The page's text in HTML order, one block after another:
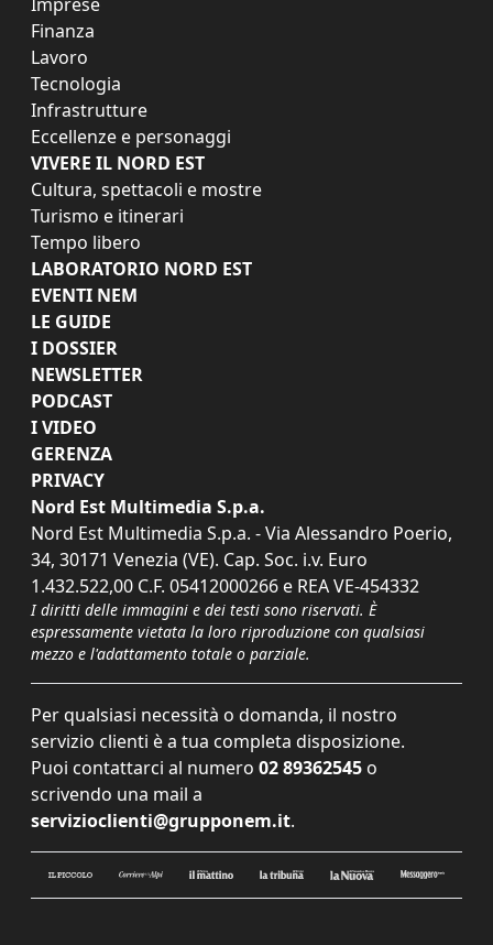
Finanza
Lavoro
Tecnologia
Infrastrutture
Eccellenze e personaggi
VIVERE IL NORD EST
Cultura, spettacoli e mostre
Turismo e itinerari
Tempo libero
LABORATORIO NORD EST
EVENTI NEM
LE GUIDE
I DOSSIER
NEWSLETTER
PODCAST
I VIDEO
GERENZA
PRIVACY
Nord Est Multimedia S.p.a.
Nord Est Multimedia S.p.a. - Via Alessandro Poerio,
34, 30171 Venezia (VE). Cap. Soc. i.v. Euro
1.432.522,00 C.F. 05412000266 e REA VE-454332
I diritti delle immagini e dei testi sono riservati. È
espressamente vietata la loro riproduzione con qualsiasi
mezzo e l'adattamento totale o parziale.
Per qualsiasi necessità o domanda, il nostro
servizio clienti è a tua completa disposizione.
Puoi contattarci al numero 02 89362545 o
scrivendo una mail a
servizioclienti@grupponem.it.